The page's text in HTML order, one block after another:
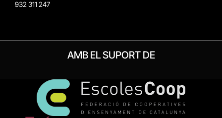
932 311 247
AMB EL SUPORT DE